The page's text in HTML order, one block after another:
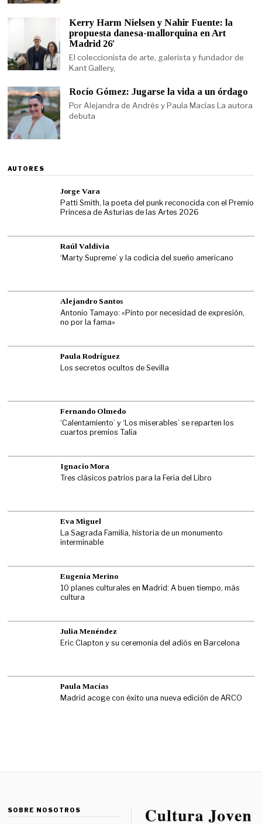
Kerry Harm Nielsen y Nahir Fuente: la
propuesta danesa-mallorquina en Art
Madrid 26′
El coleccionista de arte, galerista y fundador de
Kant Gallery,
Rocío Gómez: Jugarse la vida a un órdago
Por Alejandra de Andrés y Paula Macías La autora
debuta
AUTORES
Jorge Vara
Patti Smith, la poeta del punk reconocida con el Premio
Princesa de Asturias de las Artes 2026
Raúl Valdivia
‘Marty Supreme’ y la codicia del sueño americano
Alejandro Santos
Antonio Tamayo: «Pinto por necesidad de expresión,
no por la fama»
Paula Rodríguez
Los secretos ocultos de Sevilla
Fernando Olmedo
‘Calentamiento’ y ‘Los miserables’ se reparten los
cuartos premios Talía
Ignacio Mora
Tres clásicos patrios para la Feria del Libro
Eva Miguel
La Sagrada Familia, historia de un monumento
interminable
Eugenia Merino
10 planes culturales en Madrid: A buen tiempo, más
cultura
Julia Menéndez
Eric Clapton y su ceremonia del adiós en Barcelona
Paula Macías
Madrid acoge con éxito una nueva edición de ARCO
SOBRE NOSOTROS